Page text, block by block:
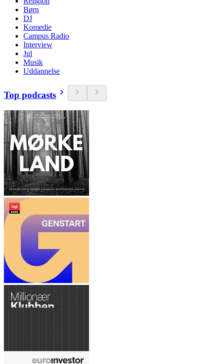
Børn
DJ
Komedie
Campus Radio
Interview
Jul
Musik
Uddannelse
Top podcasts